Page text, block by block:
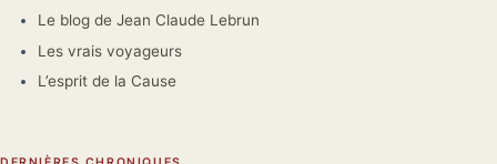
Le blog de Jean Claude Lebrun
Les vrais voyageurs
L’esprit de la Cause